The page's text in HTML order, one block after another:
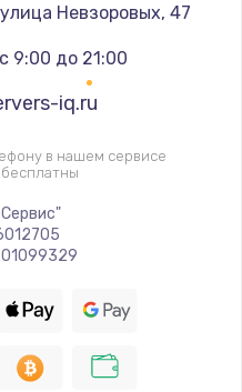
ТЭНа
улица Невзоровых, 47
9:00 до 21:00
iq.ru
в нашем сервисе